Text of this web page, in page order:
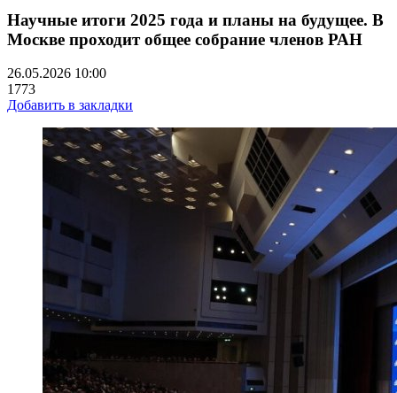
Научные итоги 2025 года и планы на будущее. В
Москве проходит общее собрание членов РАН
26.05.2026 10:00
1773
Добавить в закладки